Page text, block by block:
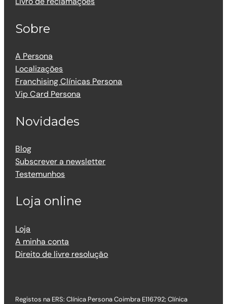
Sobre
A Persona
Localizações
Franchising Clínicas Persona
Vip Card Persona
Novidades
Blog
Subscrever a newsletter
Testemunhos
Loja online
Loja
A minha conta
Direito de livre resolução
Registos na ERS: Clínica Persona Coimbra E116792; Clínica